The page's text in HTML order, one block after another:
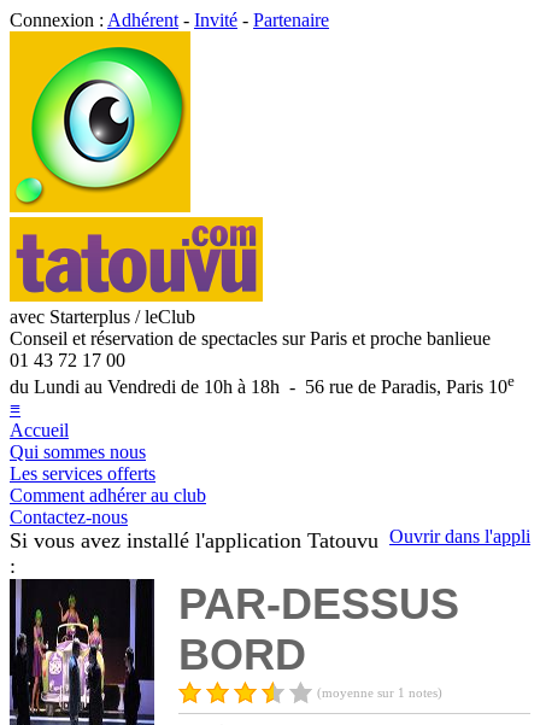
Connexion : Adhérent - Invité - Partenaire
avec Starterplus / leClub
Conseil et réservation de spectacles sur Paris et proche banlieue
01 43 72 17 00
du Lundi au Vendredi de 10h à 18h - 56 rue de Paradis, Paris 10e
≡
Accueil
Qui sommes nous
Les services offerts
Comment adhérer au club
Contactez-nous
Ouvrir dans l'appli
Si vous avez installé l'application Tatouvu
:
PAR-DESSUS
BORD
(moyenne sur 1 notes)